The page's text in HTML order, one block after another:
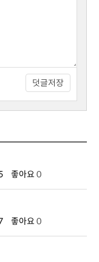
덧글저장
좋아요 0
좋아요 0